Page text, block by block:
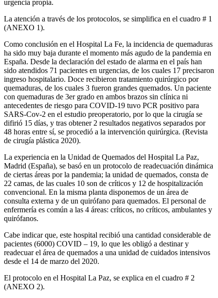
urgencia propia.
La atención a través de los protocolos, se simplifica en el cuadro # 1
(ANEXO 1).
Como conclusión en el Hospital La Fe, la incidencia de quemaduras
ha sido muy baja durante el momento más agudo de la pan­demia en
España. Desde la declaración del estado de alarma en el país han
sido atendidos 71 pacientes en ur­gencias, de los cuales 17 precisaron
ingreso hospitalario. Doce recibieron tratamiento quirúrgico por
quemaduras, de los cuales 3 fueron grandes quemados. Un paciente
con quemaduras de 3er grado en ambos brazos sin clíni­ca ni
antecedentes de riesgo para COVID-19 tuvo PCR positivo para
SARS-Cov-2 en el estudio preoperatorio, por lo que la cirugía se
difirió 15 días, y tras obtener 2 resultados negativos separados por
48 horas entre sí, se procedió a la intervención quirúrgica. (Revista
de cirugía plástica 2020).
La experiencia en la Unidad de Quemados del Hospital La Paz,
Madrid (España), se basó en un protocolo de readecuación dinámica
de ciertas áreas por la pandemia; la unidad de quemados, consta de
22 camas, de las cuales 10 son de críticos y 12 de hospitalización
con­vencional. En la misma planta disponemos de un área de
consulta externa y de un quirófano para quemados. El personal de
enfermería es común a las 4 áreas: críticos, no críticos, ambulantes y
quirófanos.
Cabe indicar que, este hospital recibió una cantidad considerable de
pacientes (6000) COVID – 19, lo que les obligó a destinar y
readecuar el área de quemados a una unidad de cuidados intensivos
desde el 14 de marzo del 2020.
El protocolo en el Hospital La Paz, se explica en el cuadro # 2
(ANEXO 2).